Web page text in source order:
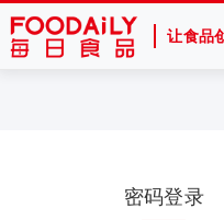
让食品
密码登录